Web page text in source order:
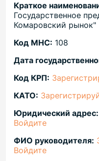
Краткое
Государственное
Комаровский рынок"
Код МНС: 108
Дата
Код КРП:
КАТО:
Юридический адрес:
Войдите
ФИО руководителя:
Войдите